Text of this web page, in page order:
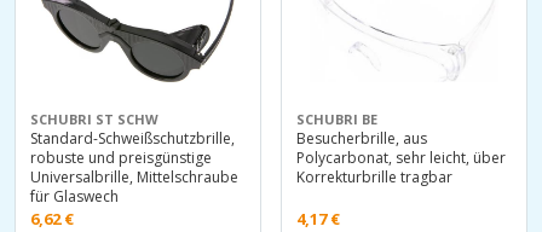
SCHUBRI ST SCHW
Standard-Schweißschutzbrille,
robuste und preisgünstige
Universalbrille, Mittelschraube
für Glaswech
6,62€
SCHUBRI BE
Besucherbrille, aus
Polycarbonat, sehr leicht, über
Korrekturbrille tragbar
4,17€